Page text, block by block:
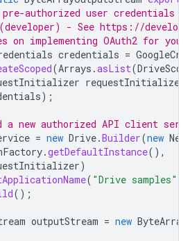
authorized user credentials
- See https://
on implementing OAuth2 for
credentials =
(Arrays .asList(
requestInitializer
);
new authorized API client
= new Drive.Builder(new
.getDefaultInstance(),
)
( "Drive samples"
();
outputStream = new